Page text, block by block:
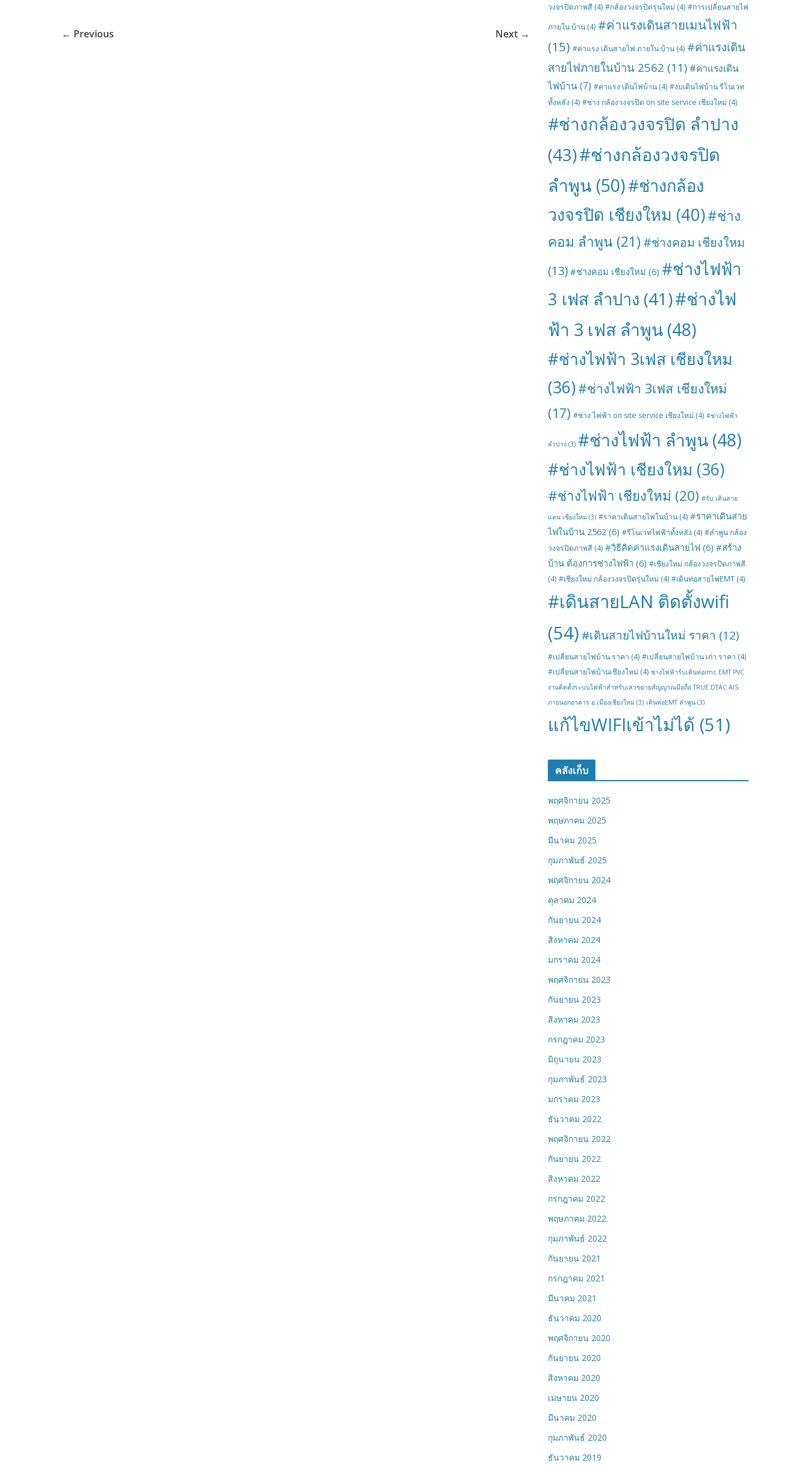
← Previous Next →
วงจรปิดภาพสี (4) #กล้องวงจรปิดรุ่นใหม่ (4) #การเปลี่ยนสายไฟ
ภายใน บ้าน (4) #ค่าแรงเดินสายเมนไฟฟ้า
(15) #ค่าแรง เดินสายไฟ ภายใน บ้าน (4) #ค่าแรงเดิน
สายไฟภายในบ้าน 2562 (11) #ค่าแรงเดิน
ไฟบ้าน(7) #ค่าแรง เดินไฟบ้าน (4) #งบเดินไฟบ้าน รีโนเวท
ทั้งหลัง (4) #ช่าง กล้องวงจรปิด on site service เชียงใหม่ (4)
#ช่างกล้องวงจรปิด ลำปาง
(43)#ช่างกล้องวงจรปิด
ลำพูน (50)#ช่างกล้อง
วงจรปิด เชียงใหม (40)#ช่าง
คอม ลำพูน (21) #ช่างคอม เชียงใหม
(13) #ช่างคอม เชียงใหม่ (6) #ช่างไฟฟ้า
3 เฟส ลำปาง (41)#ช่างไฟ
ฟ้า 3 เฟส ลำพูน (48)
#ช่างไฟฟ้า 3เฟส เชียงใหม
(36)#ช่างไฟฟ้า 3เฟส เชียงใหม่
(17) #ช่าง ไฟฟ้า on site service เชียงใหม่ (4) #ช่างไฟฟ้า
ลำปาง (3) #ช่างไฟฟ้า ลำพูน (48)
#ช่างไฟฟ้า เชียงใหม (36)
#ช่างไฟฟ้า เชียงใหม่ (20) #รับ เดินสาย
แลน เชียงใหม่ (3) #ราคาเดินสายไฟในบ้าน (4) #ราคาเดินสาย
ไฟในบ้าน 2562 (6) #รีโนเวทไฟฟ้าทั้งหลัง (4) #ลำพูน กล้อง
วงจรปิดภาพสี (4) #วิธีคิดค่าแรงเดินสายไฟ (6) #สร้าง
บ้าน ต้องการช่างไฟฟ้า (6) #เชียงใหม่ กล้องวงจรปิดภาพสี
(4) #เชียงใหม่ กล้องวงจรปิดรุ่นใหม่ (4) #เดินท่อสายไฟEMT (4)
#เดินสายLAN ติดตั้งwifi
(54) #เดินสายไฟบ้านใหม่ ราคา (12)
#เปลี่ยนสายไฟบ้าน ราคา (4) #เปลี่ยนสายไฟบ้าน เก่า ราคา (4)
#เปลี่ยนสายไฟบ้านเชียงใหม่ (4) ช่างไฟฟ้ารับเดินท่อimc EMT PVC
งานติดตั้งระบบไฟฟ้าสำหรับเสาขยายสัญญาณมือถือ TRUE DTAC AIS
ภายนอกอาคาร อ.เมืองเชียงใหม่ (3) เดินท่อEMT ลำพูน (3)
แก้ไขWIFIเข้าไม่ได้ (51)
คลังเก็บ
พฤศจิกายน 2025
พฤษภาคม 2025
มีนาคม 2025
กุมภาพันธ์ 2025
พฤศจิกายน 2024
ตุลาคม 2024
กันยายน 2024
สิงหาคม 2024
มกราคม 2024
พฤศจิกายน 2023
กันยายน 2023
สิงหาคม 2023
กรกฎาคม 2023
มิถุนายน 2023
กุมภาพันธ์ 2023
มกราคม 2023
ธันวาคม 2022
พฤศจิกายน 2022
กันยายน 2022
สิงหาคม 2022
กรกฎาคม 2022
พฤษภาคม 2022
กุมภาพันธ์ 2022
กันยายน 2021
กรกฎาคม 2021
มีนาคม 2021
ธันวาคม 2020
พฤศจิกายน 2020
กันยายน 2020
สิงหาคม 2020
เมษายน 2020
มีนาคม 2020
กุมภาพันธ์ 2020
ธันวาคม 2019